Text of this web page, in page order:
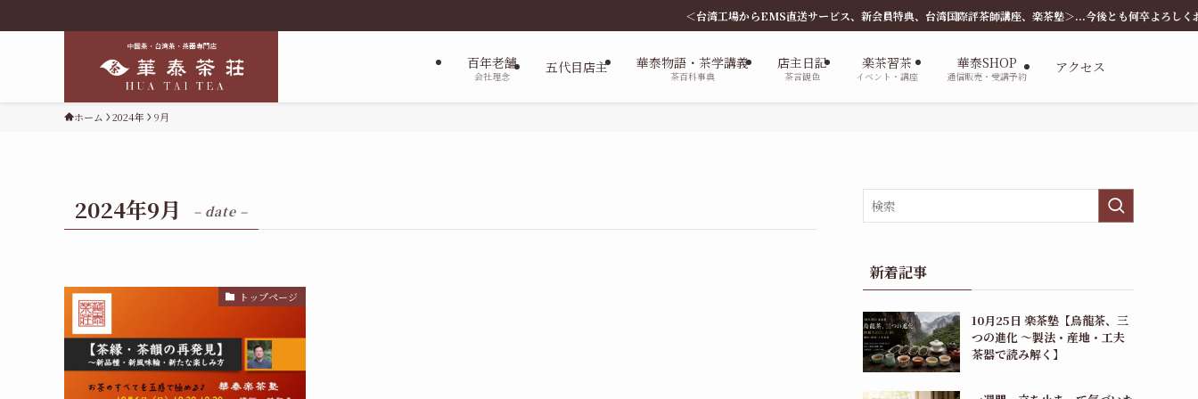
＜台湾工場からEMS直送サービス、新会員特典、台湾国際評茶師講座、楽茶塾＞...今後とも何卒よろしくお願いします。
百年老舗
会社理念
五代目店主 華泰物語・茶学講義
茶百科事典
店主日記
茶言観色
楽茶習茶
イベント・講座
華泰SHOP
通信販売・受講予約
アクセス
ホーム 2024年 9月
2024年9月 – date –
トップページ
新着記事
10月25日 楽茶塾【烏龍茶、三
つの進化 〜製法・産地・工夫
茶器で読み解く】